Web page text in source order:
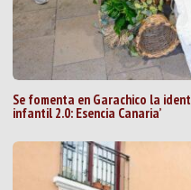
Se fomenta en Garachico la
infantil 2.0: Esencia Canaria’